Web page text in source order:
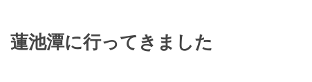
蓮池潭に行ってきました